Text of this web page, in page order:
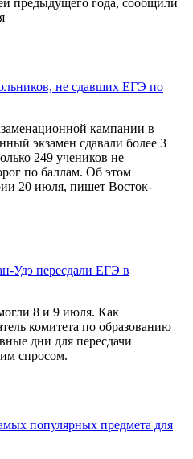
предыдущего года, сообщили
не сдавших ЕГЭ по
кампании в
экзамен сдавали более 3
249 учеников не
по баллам. Об этом
20 июля, пишет Восток-
Удэ пересдали ЕГЭ в
8 и 9 июля. Как
комитета по образованию
дни для пересдачи
спросом.
популярных предмета для